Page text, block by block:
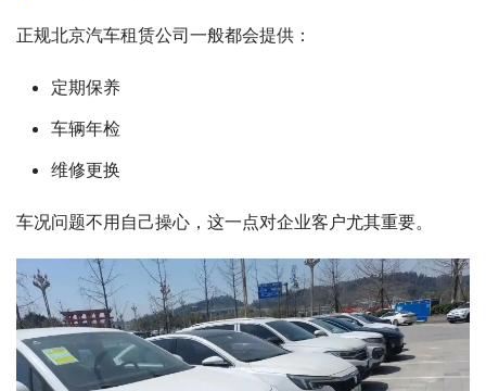
正规北京汽车租赁公司一般都会提供：
定期保养
车辆年检
维修更换
车况问题不用自己操心，这一点对企业客户尤其重要。